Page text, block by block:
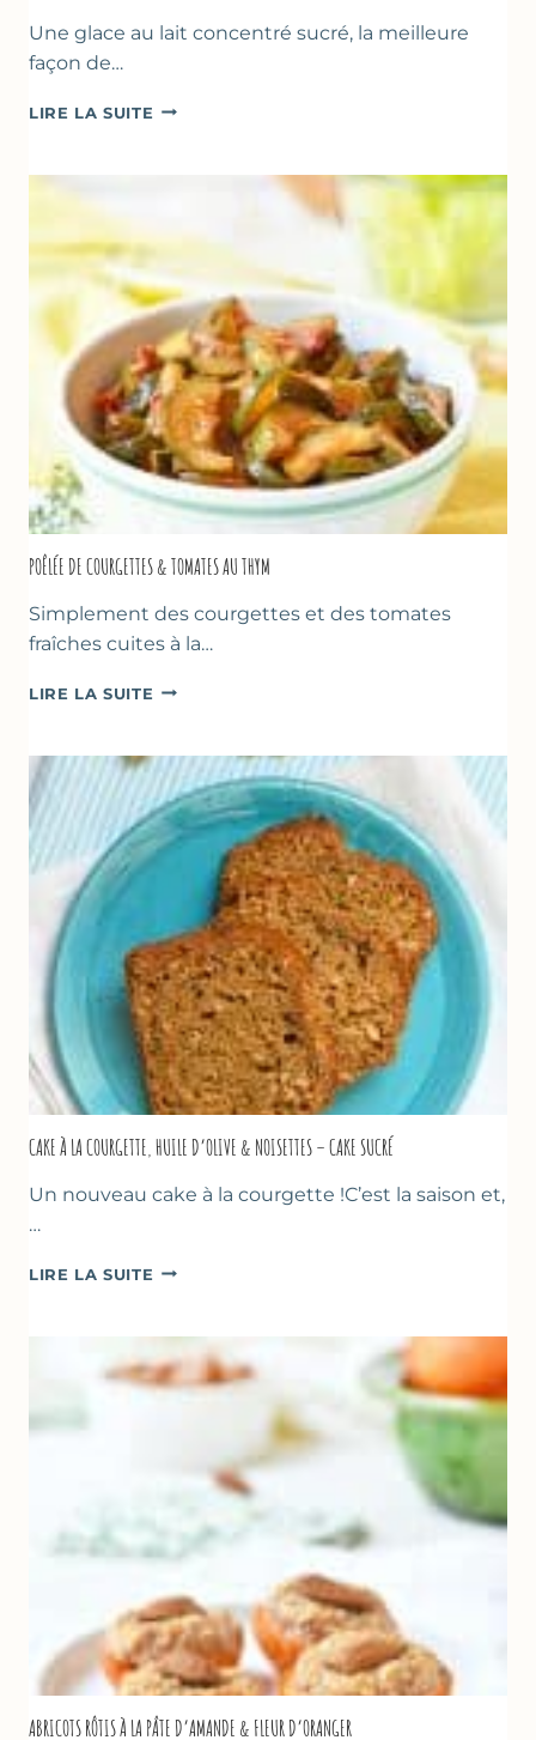
Une glace au lait concentré sucré, la meilleure
façon de…
LIRE LA SUITE GLACE
POÊLÉE DE COURGETTES & TOMATES AU THYM
Simplement des courgettes et des tomates
fraîches cuites à la…
LIRE LA SUITE POÊLÉE
&
TOMATES
AU
THYM
CAKE À LA COURGETTE, HUILE D’OLIVE & NOISETTES – CAKE SUCRÉ
Un nouveau cake à la courgette !C’est la saison et,
…
LIRE LA SUITE CAKE
COURGETTE,
HUILE
D’OLIVE
ABRICOTS RÔTIS À LA PÂTE D’AMANDE & FLEUR D’ORANGER